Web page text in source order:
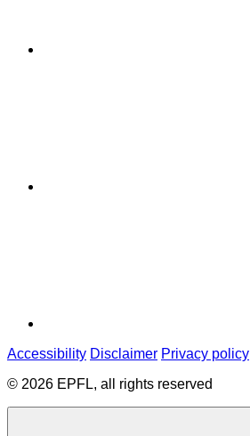
Accessibility Disclaimer Privacy policy
© 2026 EPFL, all rights reserved